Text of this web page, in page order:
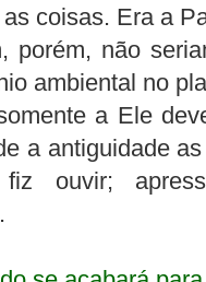
coisas. Era a
porém, não
ambiental no
a Ele
a antiguidade
ouvir;